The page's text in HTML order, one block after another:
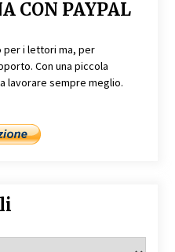
CON PAYPAL
per i lettori ma, per
Con una piccola
lavorare sempre meglio.